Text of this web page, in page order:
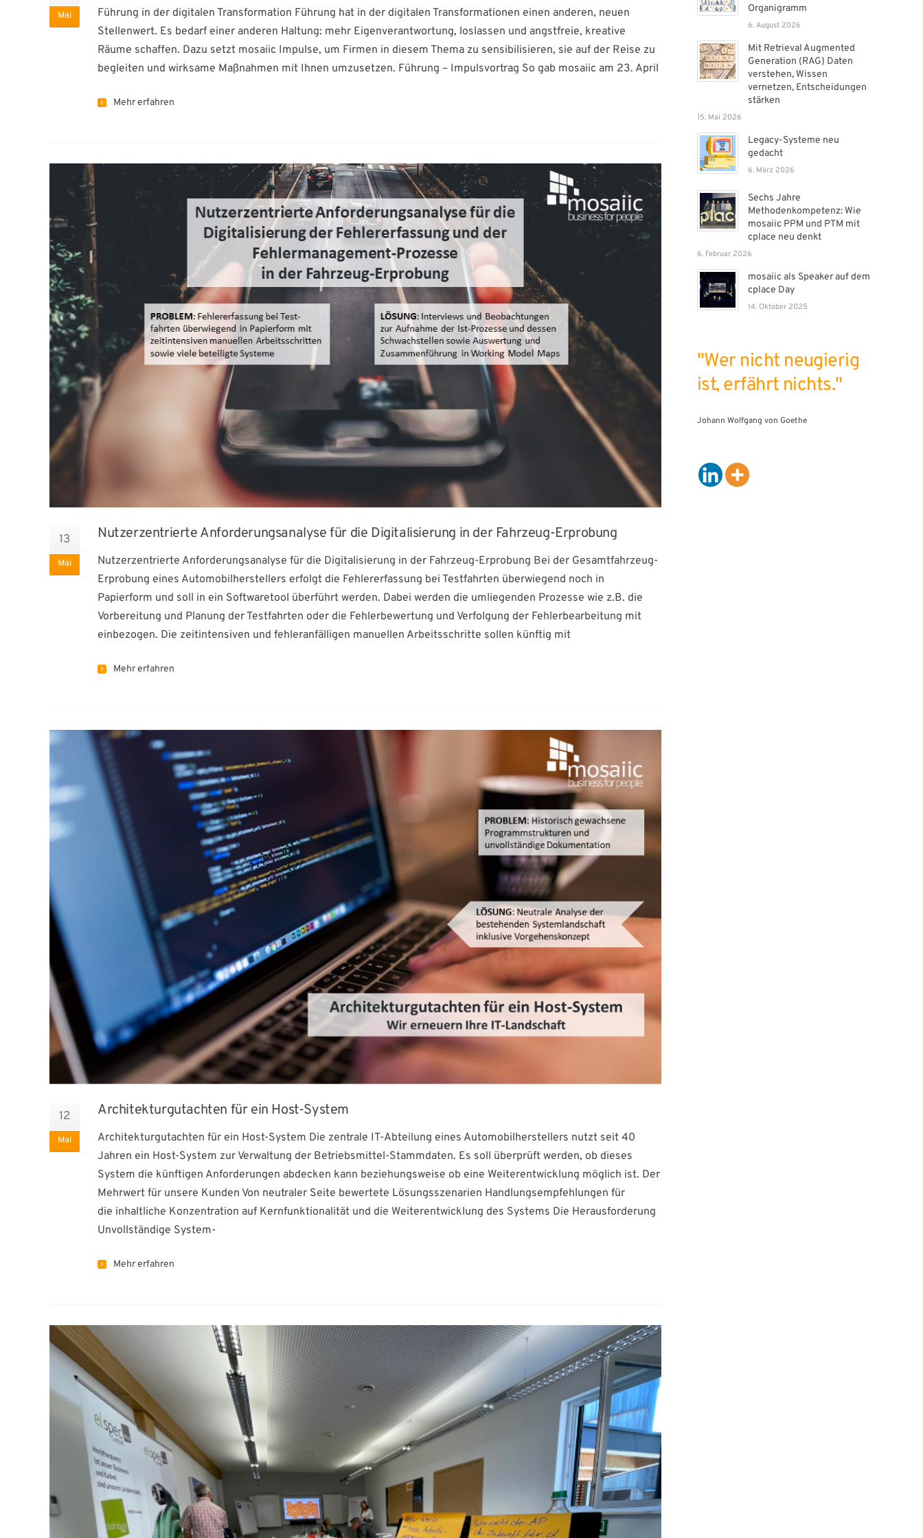
Mai
Führung in der digitalen Transformation Führung hat in der digitalen Transformationen einen anderen, neuen
Stellenwert. Es bedarf einer anderen Haltung: mehr Eigenverantwortung, loslassen und angstfreie, kreative
Räume schaffen. Dazu setzt mosaiic Impulse, um Firmen in diesem Thema zu sensibilisieren, sie auf der Reise zu
begleiten und wirksame Maßnahmen mit Ihnen umzusetzen. Führung – Impulsvortrag So gab mosaiic am 23. April
Mehr erfahren
13
Mai
Nutzerzentrierte Anforderungsanalyse für die Digitalisierung in der Fahrzeug-Erprobung
Nutzerzentrierte Anforderungsanalyse für die Digitalisierung in der Fahrzeug-Erprobung Bei der Gesamtfahrzeug-
Erprobung eines Automobilherstellers erfolgt die Fehlererfassung bei Testfahrten überwiegend noch in
Papierform und soll in ein Softwaretool überführt werden. Dabei werden die umliegenden Prozesse wie z.B. die
Vorbereitung und Planung der Testfahrten oder die Fehlerbewertung und Verfolgung der Fehlerbearbeitung mit
einbezogen. Die zeitintensiven und fehleranfälligen manuellen Arbeitsschritte sollen künftig mit
Mehr erfahren
12
Mai
Architekturgutachten für ein Host-System
Architekturgutachten für ein Host-System Die zentrale IT-Abteilung eines Automobilherstellers nutzt seit 40
Jahren ein Host-System zur Verwaltung der Betriebsmittel-Stammdaten. Es soll überprüft werden, ob dieses
System die künftigen Anforderungen abdecken kann beziehungsweise ob eine Weiterentwicklung möglich ist. Der
Mehrwert für unsere Kunden Von neutraler Seite bewertete Lösungsszenarien Handlungsempfehlungen für
die inhaltliche Konzentration auf Kernfunktionalität und die Weiterentwicklung des Systems Die Herausforderung
Unvollständige System-
Mehr erfahren
Organigramm
6. August 2026
Mit Retrieval Augmented
Generation (RAG) Daten
verstehen, Wissen
vernetzen, Entscheidungen
stärken
15. Mai 2026
Legacy-Systeme neu
gedacht
6. März 2026
Sechs Jahre
Methodenkompetenz: Wie
mosaiic PPM und PTM mit
cplace neu denkt
6. Februar 2026
mosaiic als Speaker auf dem
cplace Day
14. Oktober 2025
"Wer nicht neugierig
ist, erfährt nichts."
Johann Wolfgang von Goethe